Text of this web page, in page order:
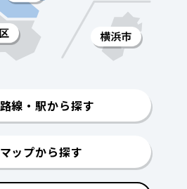
路線・駅から探す
マップから探す